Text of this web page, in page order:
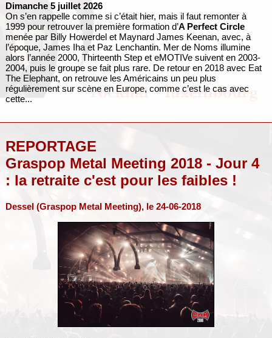
Dimanche 5 juillet 2026
On s’en rappelle comme si c’était hier, mais il faut remonter à
1999 pour retrouver la première formation d’A Perfect Circle
menée par Billy Howerdel et Maynard James Keenan, avec, à
l’époque, James Iha et Paz Lenchantin. Mer de Noms illumine
alors l’année 2000, Thirteenth Step et eMOTIVe suivent en 2003-
2004, puis le groupe se fait plus rare. De retour en 2018 avec Eat
The Elephant, on retrouve les Américains un peu plus
régulièrement sur scène en Europe, comme c’est le cas avec
cette...
REPORTAGE
Graspop Metal Meeting 2018 - Jour 4
: la retraite c'est pour les faibles !
Dessel (Graspop Metal Meeting), le 24-06-2018